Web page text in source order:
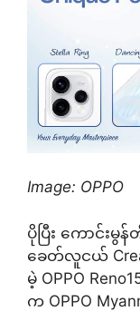
Image: OPPO
ပိုပြီး ကောင်း
ခေတ်လူငယ်
မဲ့ OPPO
က OPPO